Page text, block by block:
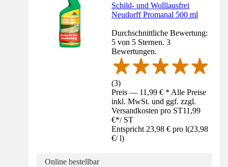
Schild- und Wolllausfrei
Neudorff Promanal 500 ml
Durchschnittliche Bewertung:
5 von 5 Sternen. 3
Bewertungen.
(3)
Preis — 11,99 € * Alle Preise
inkl. MwSt. und ggf. zzgl.
Versandkosten pro ST11,99
€*/ ST
Entspricht 23,98 € pro l(23,98
€/ l)
Online bestellbar